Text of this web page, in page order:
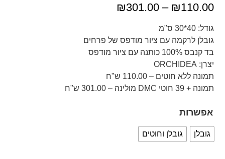
₪110.00
–
₪301.00
גודל: 40*30 ס"מ
גובלן לרקמה עם ציור מודפס של פרחים
בד קנבס 100% כותנה עם ציור מודפס
יצרן: ORCHIDEA
תמונה ללא חוטים – 110.00 ש"ח
תמונה + 39 חוטי DMC מולינה – 301.00 ש"ח
אפשרות
גובלן גובלן וחוטים